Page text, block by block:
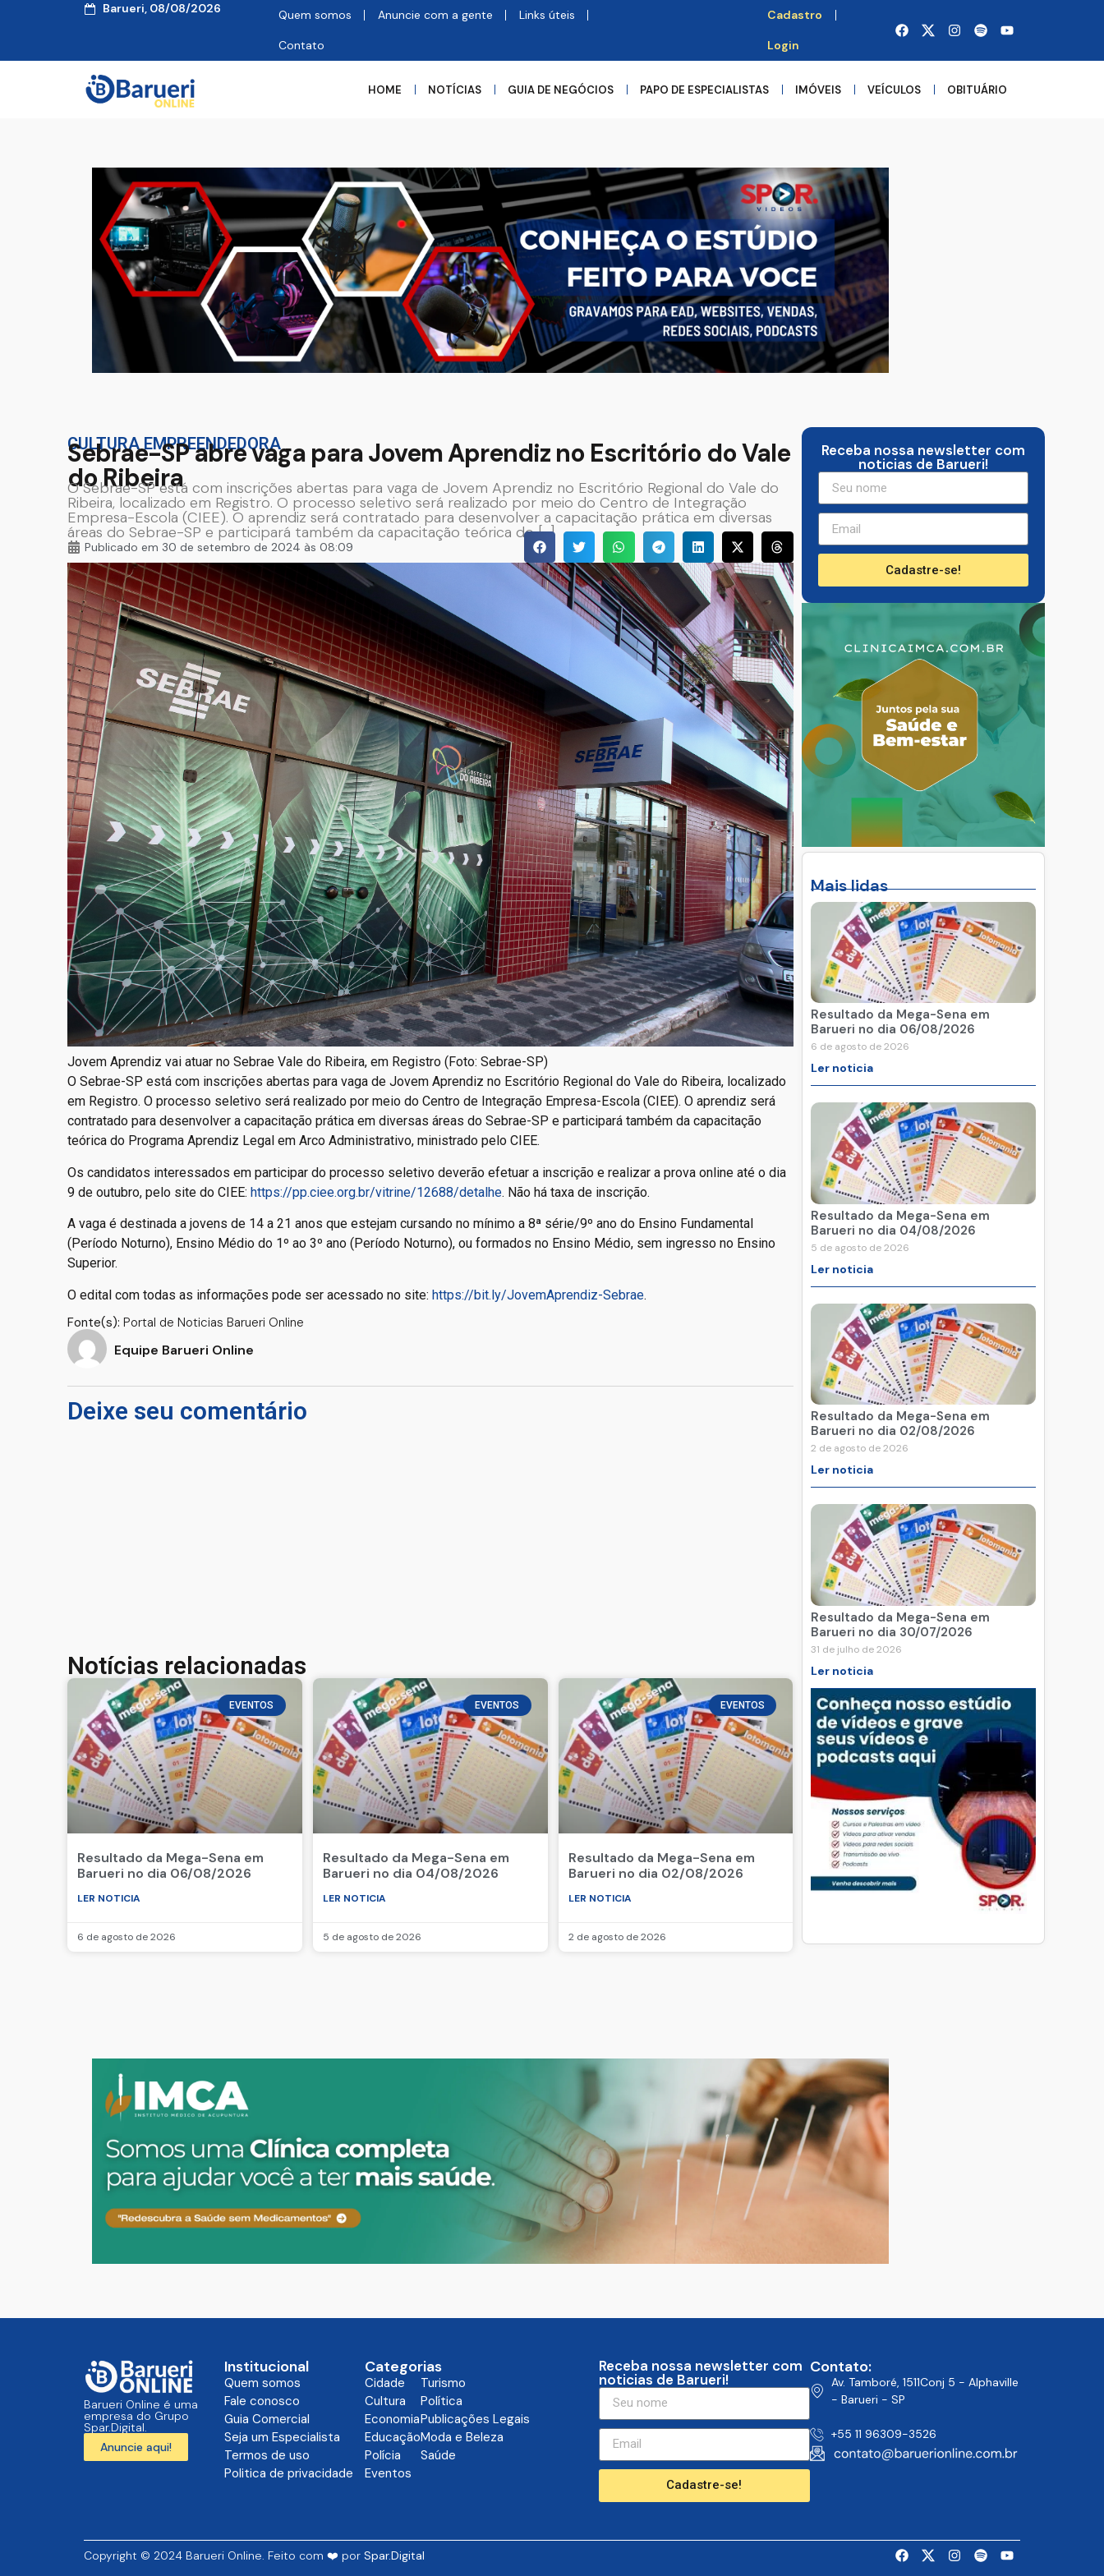
Barueri, 08/08/2026 Quem somos Anuncie com a gente Links úteis
Contato
Cadastro
Login
HOME NOTÍCIAS GUIA DE NEGÓCIOS PAPO DE ESPECIALISTAS IMÓVEIS VEÍCULOS OBITUÁRIO
CULTURA EMPREENDEDORA
Sebrae-SP abre vaga para Jovem Aprendiz no Escritório do Vale
do Ribeira
O Sebrae-SP está com inscrições abertas para vaga de Jovem Aprendiz no Escritório Regional do Vale do
Ribeira, localizado em Registro. O processo seletivo será realizado por meio do Centro de Integração
Empresa-Escola (CIEE). O aprendiz será contratado para desenvolver a capacitação prática em diversas
áreas do Sebrae-SP e participará também da capacitação teórica do […]
Publicado em 30 de setembro de 2024 às 08:09
Jovem Aprendiz vai atuar no Sebrae Vale do Ribeira, em Registro (Foto: Sebrae-SP)
O Sebrae-SP está com inscrições abertas para vaga de Jovem Aprendiz no Escritório Regional do Vale do Ribeira, localizado
em Registro. O processo seletivo será realizado por meio do Centro de Integração Empresa-Escola (CIEE). O aprendiz será
contratado para desenvolver a capacitação prática em diversas áreas do Sebrae-SP e participará também da capacitação
teórica do Programa Aprendiz Legal em Arco Administrativo, ministrado pelo CIEE.
Os candidatos interessados em participar do processo seletivo deverão efetuar a inscrição e realizar a prova online até o dia
9 de outubro, pelo site do CIEE: https://pp.ciee.org.br/vitrine/12688/detalhe. Não há taxa de inscrição.
A vaga é destinada a jovens de 14 a 21 anos que estejam cursando no mínimo a 8ª série/9º ano do Ensino Fundamental
(Período Noturno), Ensino Médio do 1º ao 3º ano (Período Noturno), ou formados no Ensino Médio, sem ingresso no Ensino
Superior.
O edital com todas as informações pode ser acessado no site: https://bit.ly/JovemAprendiz-Sebrae.
Fonte(s): Portal de Noticias Barueri Online
Equipe Barueri Online
Deixe seu comentário
Notícias relacionadas
EVENTOS
Resultado da Mega-Sena em
Barueri no dia 06/08/2026
LER NOTICIA
6 de agosto de 2026
EVENTOS
Resultado da Mega-Sena em
Barueri no dia 04/08/2026
LER NOTICIA
5 de agosto de 2026
EVENTOS
Resultado da Mega-Sena em
Barueri no dia 02/08/2026
LER NOTICIA
2 de agosto de 2026
Mais lidas
Resultado da Mega-Sena em
Barueri no dia 06/08/2026
6 de agosto de 2026
Ler noticia
Resultado da Mega-Sena em
Barueri no dia 04/08/2026
5 de agosto de 2026
Ler noticia
Resultado da Mega-Sena em
Barueri no dia 02/08/2026
2 de agosto de 2026
Ler noticia
Resultado da Mega-Sena em
Barueri no dia 30/07/2026
31 de julho de 2026
Ler noticia
Receba nossa newsletter com
noticias de Barueri!
Cadastre-se!
Barueri Online é uma
empresa do Grupo
Spar.Digital.
Anuncie aqui!
Institucional
Quem somos
Fale conosco
Guia Comercial
Seja um Especialista
Termos de uso
Politica de privacidade
Categorias
Cidade
Cultura
Economia
Educação
Polícia
Eventos
Turismo
Política
Publicações Legais
Moda e Beleza
Saúde
Receba nossa newsletter com
noticias de Barueri!
Cadastre-se!
Contato:
Av. Tamboré, 1511Conj 5 - Alphaville
- Barueri - SP
+55 11 96309-3526
Copyright © 2024 Barueri Online. Feito com ❤️ por Spar.Digital